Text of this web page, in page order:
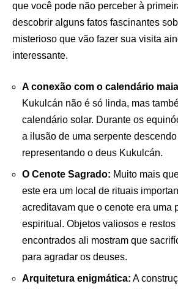
que você pode não perceber à
descobrir alguns fatos fascinantes
misterioso que vão fazer sua visita
interessante.
A conexão com o calendário
Kukulcán não é só linda, mas
calendário solar. Durante os
a ilusão de uma serpente
representando o deus Kukulcán.
O Cenote Sagrado: Muito mais
este era um local de rituais
acreditavam que o cenote era uma
espiritual. Objetos valiosos e
encontrados ali mostram que
para agradar os deuses.
Arquitetura enigmática: A